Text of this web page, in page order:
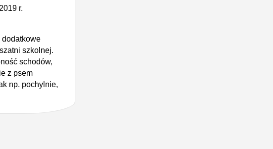
r.
dodatkowe
szkolnej.
schodów,
z psem
np. pochylnie,